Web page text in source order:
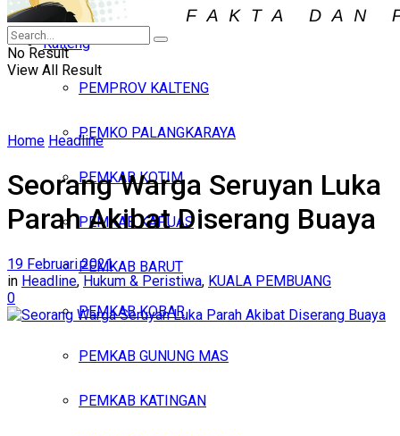
Iklan
Sabtu, Agustus 8, 2026
Kalteng
PEMPROV KALTENG
PEMKO PALANGKARAYA
PEMKAB KOTIM
PEMKAB KAPUAS
PEMKAB BARUT
PEMKAB KOBAR
PEMKAB GUNUNG MAS
PEMKAB KATINGAN
No Result
View All Result
Home Headline
Seorang Warga Seruyan Luka
Parah Akibat Diserang Buaya
19 Februari 2021
in Headline, Hukum & Peristiwa, KUALA PEMBUANG
0